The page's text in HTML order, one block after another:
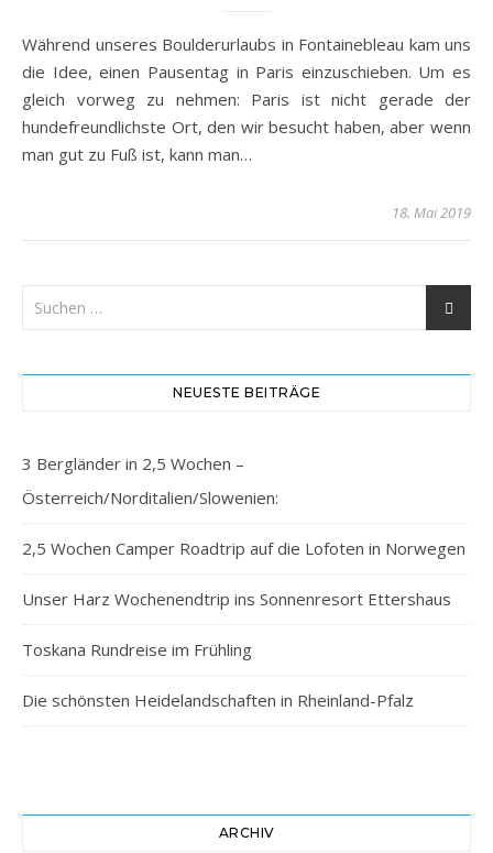
Während unseres Boulderurlaubs in Fontainebleau kam uns
die Idee, einen Pausentag in Paris einzuschieben. Um es
gleich vorweg zu nehmen: Paris ist nicht gerade der
hundefreundlichste Ort, den wir besucht haben, aber wenn
man gut zu Fuß ist, kann man…
18. Mai 2019
NEUESTE BEITRÄGE
3 Bergländer in 2,5 Wochen –
Österreich/Norditalien/Slowenien:
2,5 Wochen Camper Roadtrip auf die Lofoten in Norwegen
Unser Harz Wochenendtrip ins Sonnenresort Ettershaus
Toskana Rundreise im Frühling
Die schönsten Heidelandschaften in Rheinland-Pfalz
ARCHIV